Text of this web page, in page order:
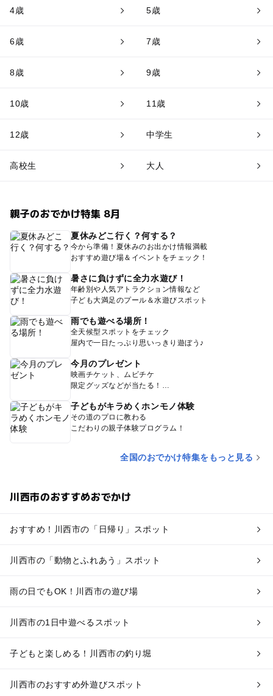
4歳 5歳
6歳 7歳
8歳 9歳
10歳 11歳
12歳 中学生
高校生 大人
親子のおでかけ特集 8月
夏休みどこ行く？何する？
今から準備！夏休みのお出かけ情報満載
おすすめ遊び場＆イベントをチェック！
暑さに負けずに全力水遊び！
年齢別や人気アトラクション情報など
子ども大満足のプール＆水遊びスポット
雨でも遊べる場所！
全天候型スポットをチェック
屋内で一日たっぷり思いっきり遊ぼう♪
今月のプレゼント
映画チケット、ムビチケ
限定グッズなどが当たる！
子どもがキラめくホンモノ体験
その道のプロに教わる
こだわりの親子体験プログラム！
全国のおでかけ特集をもっと見る
川西市のおすすめおでかけ
おすすめ！川西市の「日帰り」スポット
川西市の「動物とふれあう」スポット
雨の日でもOK！川西市の遊び場
川西市の1日中遊べるスポット
子どもと楽しめる！川西市の釣り堀
川西市のおすすめ外遊びスポット